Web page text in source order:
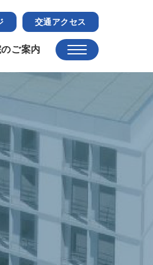
交通アクセス
ご案内